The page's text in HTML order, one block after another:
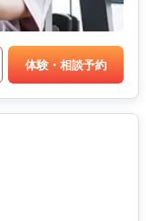
体験・相談予約